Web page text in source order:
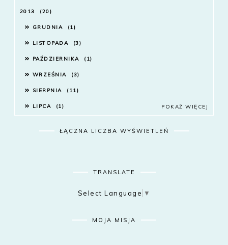
2013 20
GRUDNIA 1
LISTOPADA 3
PAŹDZIERNIKA 1
WRZEŚNIA 3
SIERPNIA 11
LIPCA 1 POKAŻ WIĘCEJ
ŁĄCZNA LICZBA WYŚWIETLEŃ
TRANSLATE
Select Language ▼
MOJA MISJA